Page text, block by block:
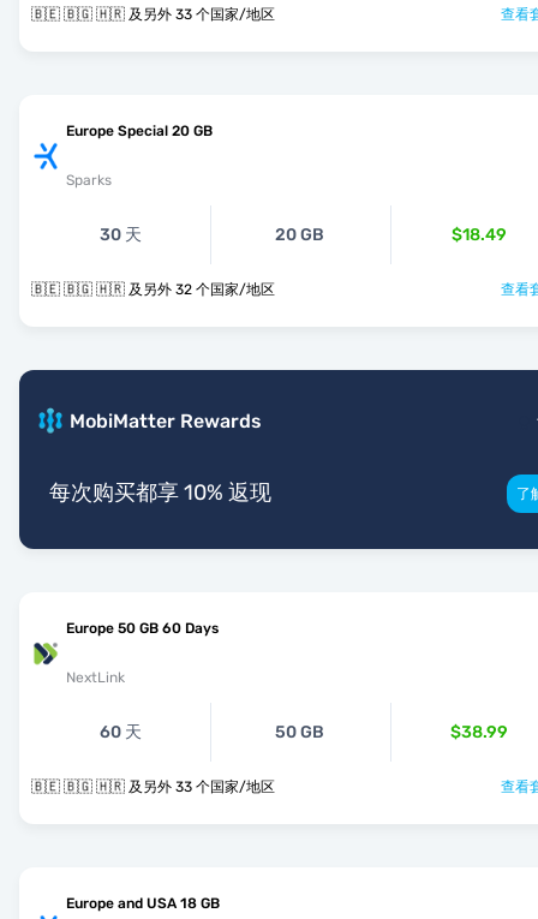
🇧🇪 🇧🇬 🇭🇷 及另外 33 个国家/地区 查看
Europe Special 20 GB
Sparks
30 天 20 GB $18.49
🇧🇪 🇧🇬 🇭🇷 及另外 32 个国家/地区 查看
MobiMatter Rewards
每次购买都享 10% 返现 了
Europe 50 GB 60 Days
NextLink
60 天 50 GB $38.99
🇧🇪 🇧🇬 🇭🇷 及另外 33 个国家/地区 查看
Europe and USA 18 GB